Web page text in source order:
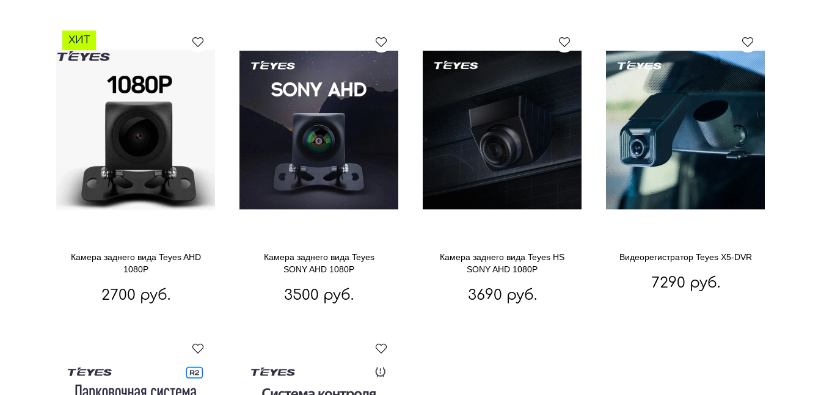
ХИТ
Камера заднего вида Teyes AHD
1080P
2700 руб.
Камера заднего вида Teyes
SONY AHD 1080P
3500 руб.
Камера заднего вида Teyes HS
SONY AHD 1080P
3690 руб.
Видеорегистратор Teyes X5-DVR
7290 руб.